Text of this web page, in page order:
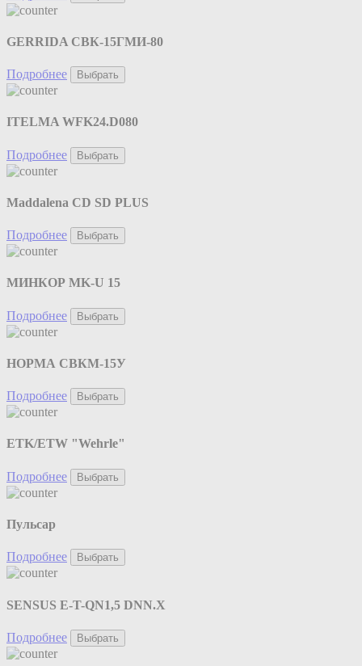
GERRIDA СВК-15ГМИ-80
Подробнее Выбрать
ITELMA WFK24.D080
Подробнее Выбрать
Maddalena CD SD PLUS
Подробнее Выбрать
МИНКОР MK-U 15
Подробнее Выбрать
НОРМА СВКМ-15У
Подробнее Выбрать
ETK/ETW "Wehrle"
Подробнее Выбрать
Пульсар
Подробнее Выбрать
SENSUS E-T-QN1,5 DNN.X
Подробнее Выбрать